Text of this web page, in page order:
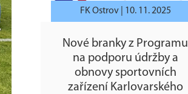
FK Ostrov | 10. 11. 2025
Nové branky z Programu
na podporu údržby a
obnovy sportovních
zařízení Karlovarského